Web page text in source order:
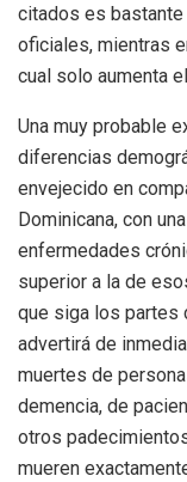
citados es
oficiales, mientras
cual solo aumenta
Una muy probable
diferencias
envejecido en
Dominicana, con
enfermedades
superior a la de
que siga los partes
advertirá de
muertes de
demencia, de
otros
mueren